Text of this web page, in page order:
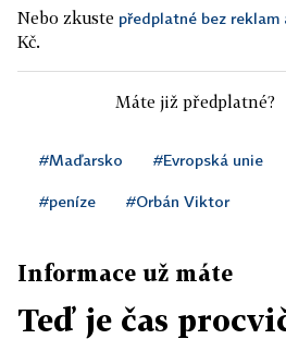
Nebo zkuste předplatné bez
Kč.
Máte již předplatné?
#Maďarsko #Evropská unie
#peníze #Orbán Viktor
Informace už máte
Teď je čas